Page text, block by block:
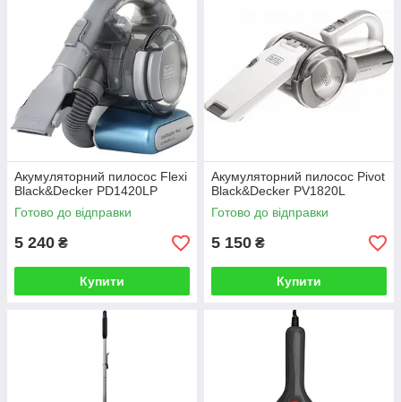
Акумуляторний пилосос Flexi
Black&Decker PD1420LP
Готово до відправки
5 240 ₴
Купити
Акумуляторний пилосос Pivot
Black&Decker PV1820L
Готово до відправки
5 150 ₴
Купити